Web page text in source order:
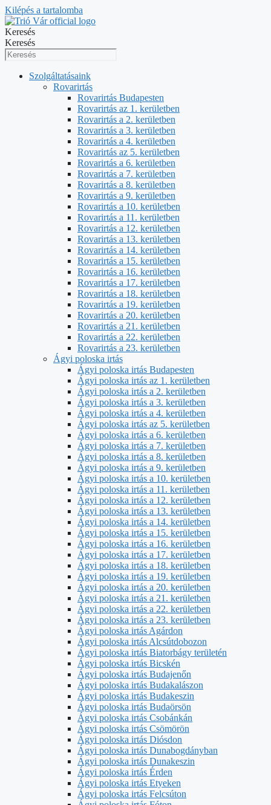
Kilépés a tartalomba
Keresés
Keresés
Szolgáltatásaink
Rovarirtás
Rovarirtás Budapesten
Rovarirtás az 1. kerületben
Rovarirtás a 2. kerületben
Rovarirtás a 3. kerületben
Rovarirtás a 4. kerületben
Rovarirtás az 5. kerületben
Rovarirtás a 6. kerületben
Rovarirtás a 7. kerületben
Rovarirtás a 8. kerületben
Rovarirtás a 9. kerületben
Rovarirtás a 10. kerületben
Rovarirtás a 11. kerületben
Rovarirtás a 12. kerületben
Rovarirtás a 13. kerületben
Rovarirtás a 14. kerületben
Rovarirtás a 15. kerületben
Rovarirtás a 16. kerületben
Rovarirtás a 17. kerületben
Rovarirtás a 18. kerületben
Rovarirtás a 19. kerületben
Rovarirtás a 20. kerületben
Rovarirtás a 21. kerületben
Rovarirtás a 22. kerületben
Rovarirtás a 23. kerületben
Ágyi poloska irtás
Ágyi poloska irtás Budapesten
Ágyi poloska irtás az 1. kerületben
Ágyi poloska irtás a 2. kerületben
Ágyi poloska irtás a 3. kerületben
Ágyi poloska irtás a 4. kerületben
Ágyi poloska irtás az 5. kerületben
Ágyi poloska irtás a 6. kerületben
Ágyi poloska irtás a 7. kerületben
Ágyi poloska irtás a 8. kerületben
Ágyi poloska irtás a 9. kerületben
Ágyi poloska irtás a 10. kerületben
Ágyi poloska irtás a 11. kerületben
Ágyi poloska irtás a 12. kerületben
Ágyi poloska irtás a 13. kerületben
Ágyi poloska irtás a 14. kerületben
Ágyi poloska irtás a 15. kerületben
Ágyi poloska irtás a 16. kerületben
Ágyi poloska irtás a 17. kerületben
Ágyi poloska irtás a 18. kerületben
Ágyi poloska irtás a 19. kerületben
Ágyi poloska irtás a 20. kerületben
Ágyi poloska irtás a 21. kerületben
Ágyi poloska irtás a 22. kerületben
Ágyi poloska irtás a 23. kerületben
Ágyi poloska irtás Agárdon
Ágyi poloska irtás Alcsútdobozon
Ágyi poloska irtás Biatorbágy területén
Ágyi poloska irtás Bicskén
Ágyi poloska irtás Budajenőn
Ágyi poloska irtás Budakalászon
Ágyi poloska irtás Budakeszin
Ágyi poloska irtás Budaörsön
Ágyi poloska irtás Csobánkán
Ágyi poloska irtás Csömörön
Ágyi poloska irtás Diósdon
Ágyi poloska irtás Dunabogdányban
Ágyi poloska irtás Dunakeszin
Ágyi poloska irtás Érden
Ágyi poloska irtás Etyeken
Ágyi poloska irtás Felcsúton